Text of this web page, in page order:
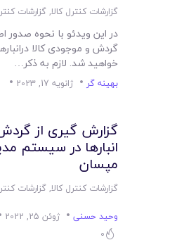
گزارشات کنترل کالا,گزارشات
در این ویدئو با نحوه صدور
گردش و موجودی کالا
خواهید شد. لازم به ذکر…
بهینه گر ژانویه 17, 2023
گزارش گیری از
انبارها در سیستم
مپسان
گزارشات کنترل کالا,گزارشات
وحید حسنی
ژوئن 25, 2022
0